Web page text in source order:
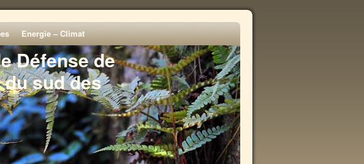
Défense de
sud des
Energie – Climat